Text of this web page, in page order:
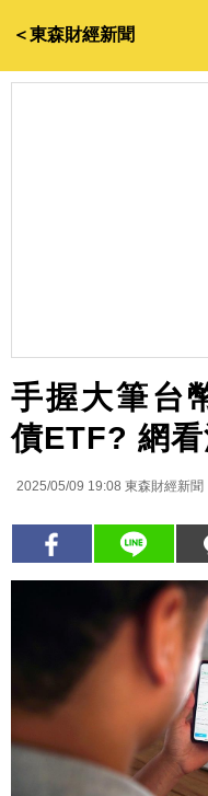
＜東森財經新聞
手握大筆台
債ETF? 網
2025/05/09 19:08 東森財經新聞